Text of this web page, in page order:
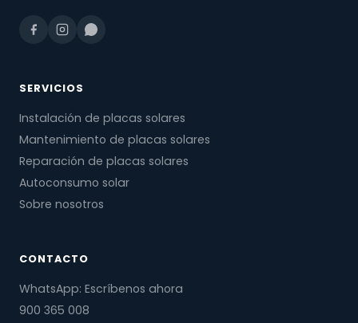
SERVICIOS
Instalación de placas solares
Mantenimiento de placas solares
Reparación de placas solares
Autoconsumo solar
Sobre nosotros
CONTACTO
WhatsApp: Escríbenos ahora
900 365 008